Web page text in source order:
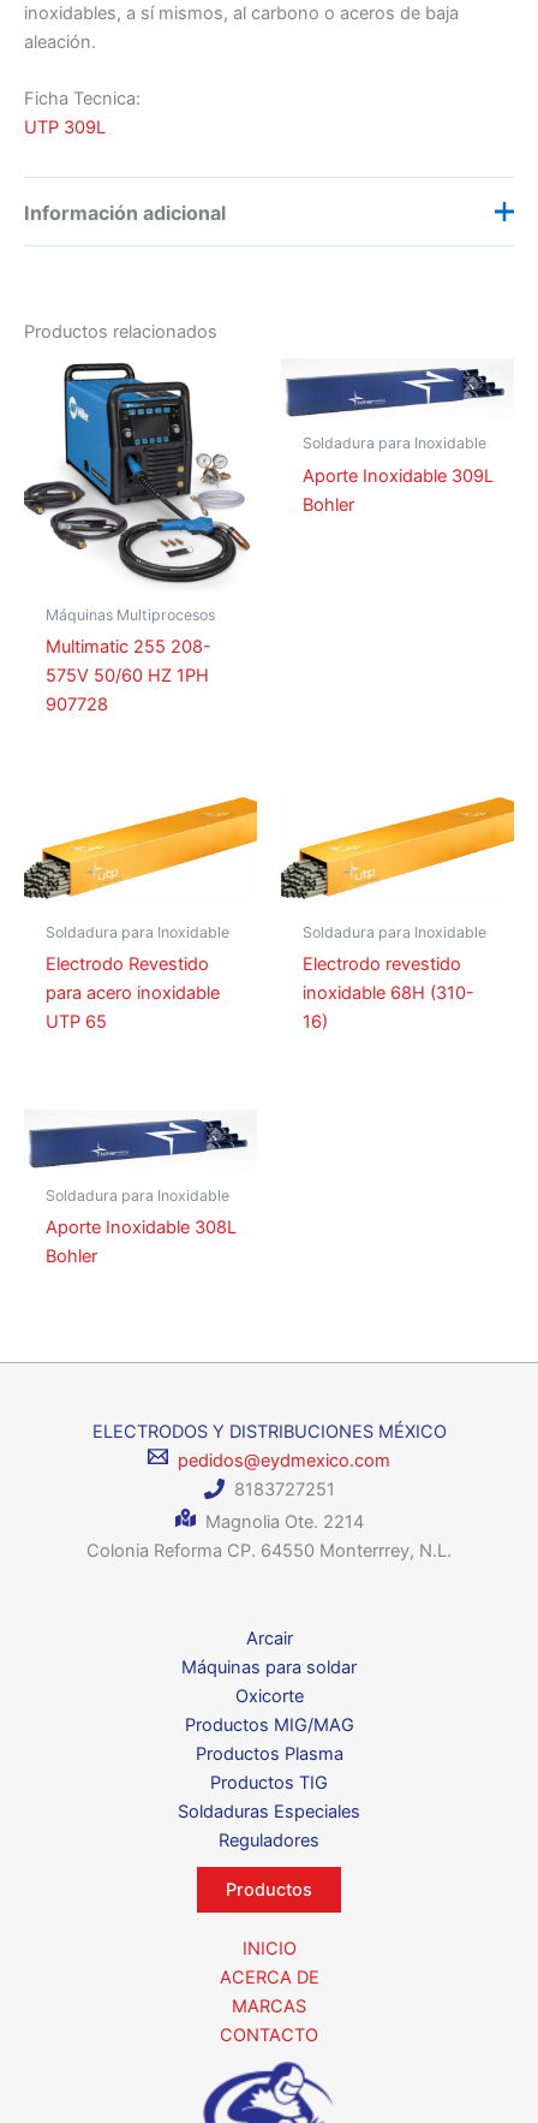
inoxidables, a sí mismos, al carbono o aceros de baja
aleación.
Ficha Tecnica:
UTP 309L
Información adicional
00691
309L en 3/32
Productos relacionados
Máquinas Multiprocesos
Multimatic 255 208-
575V 50/60 HZ 1PH
907728
Soldadura para Inoxidable
Aporte Inoxidable 309L
Bohler
Soldadura para Inoxidable
Electrodo Revestido
para acero inoxidable
UTP 65
Soldadura para Inoxidable
Electrodo revestido
inoxidable 68H (310-
16)
Soldadura para Inoxidable
Aporte Inoxidable 308L
Bohler
ELECTRODOS Y DISTRIBUCIONES MÉXICO
pedidos@eydmexico.com
8183727251
Magnolia Ote. 2214
Colonia Reforma CP. 64550 Monterrrey, N.L.
Arcair
Máquinas para soldar
Oxicorte
Productos MIG/MAG
Productos Plasma
Productos TIG
Soldaduras Especiales
Reguladores
Productos
INICIO
ACERCA DE
MARCAS
CONTACTO